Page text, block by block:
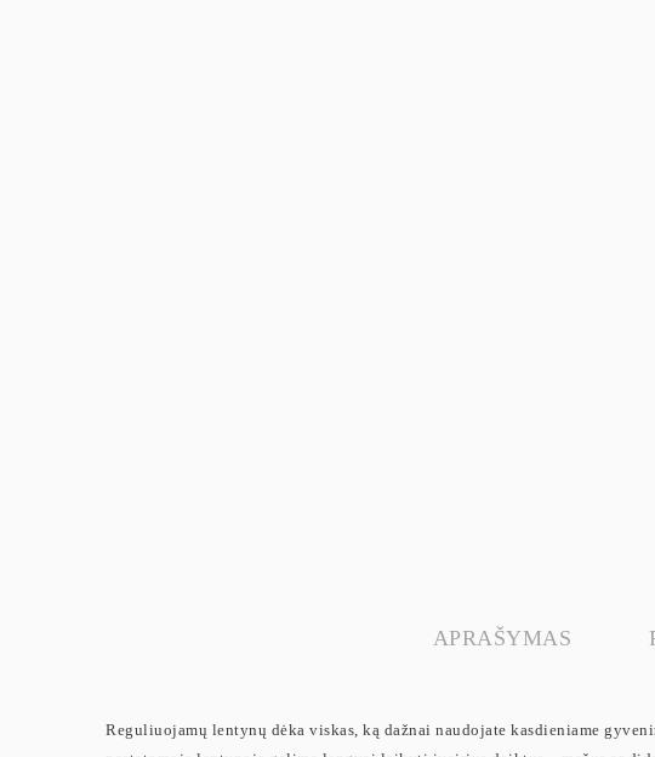
APRAŠYMAS
Reguliuojamų lentynų dėka viskas, ką dažnai naudojate kasdieniame